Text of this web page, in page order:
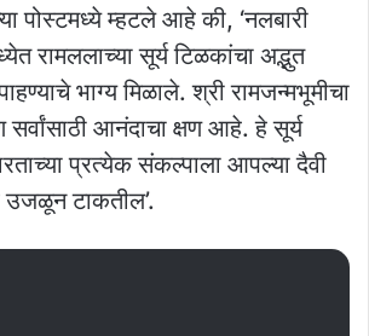
पोस्टमध्ये म्हटले आहे की, ‘नलबारी
रामललाच्या सूर्य टिळकांचा अद्भुत
भाग्य मिळाले. श्री रामजन्मभूमीचा
सर्वांसाठी आनंदाचा क्षण आहे. हे सूर्य
प्रत्येक संकल्पाला आपल्या दैवी
उजळून टाकतील’.